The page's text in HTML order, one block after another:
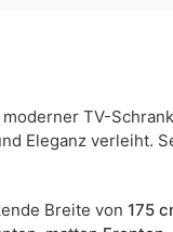
TV-
Eleganz verleiht.
Breite von 175